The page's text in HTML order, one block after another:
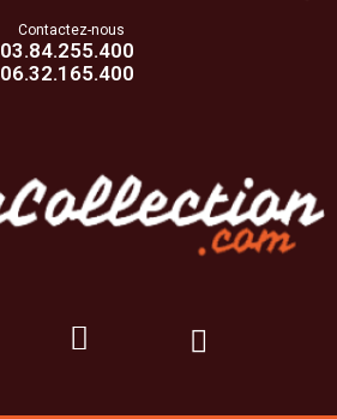
Contactez-nous
03.84.255.400
06.32.165.400